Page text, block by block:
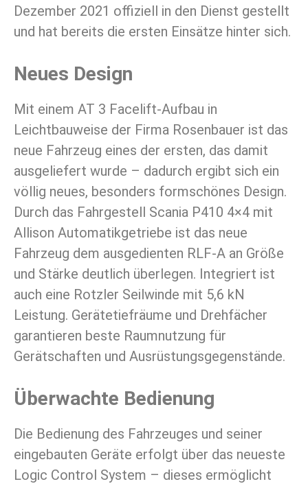
Dezember 2021 offiziell in den Dienst gestellt
und hat bereits die ersten Einsätze hinter sich.
Neues Design
Mit einem AT 3 Facelift-Aufbau in
Leichtbauweise der Firma Rosenbauer ist das
neue Fahrzeug eines der ersten, das damit
ausgeliefert wurde – dadurch ergibt sich ein
völlig neues, besonders formschönes Design.
Durch das Fahrgestell Scania P410 4×4 mit
Allison Automatikgetriebe ist das neue
Fahrzeug dem ausgedienten RLF-A an Größe
und Stärke deutlich überlegen. Integriert ist
auch eine Rotzler Seilwinde mit 5,6 kN
Leistung. Gerätetiefräume und Drehfächer
garantieren beste Raumnutzung für
Gerätschaften und Ausrüstungsgegenstände.
Überwachte Bedienung
Die Bedienung des Fahrzeuges und seiner
eingebauten Geräte erfolgt über das neueste
Logic Control System – dieses ermöglicht